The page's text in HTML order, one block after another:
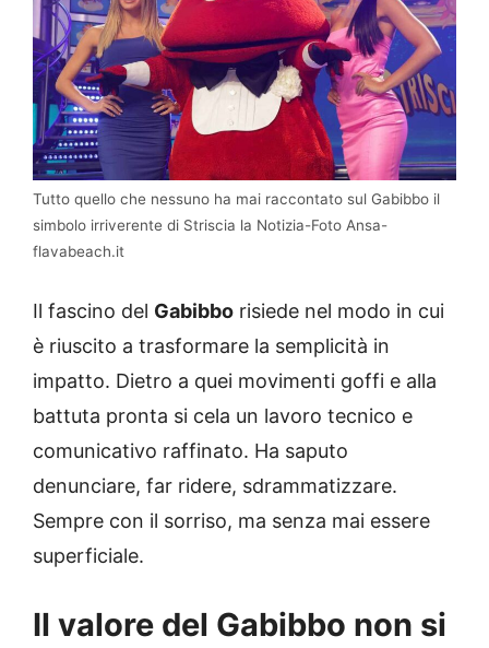
Tutto quello che nessuno ha mai raccontato sul Gabibbo il
simbolo irriverente di Striscia la Notizia-Foto Ansa-
flavabeach.it
Il fascino del Gabibbo risiede nel modo in cui
è riuscito a trasformare la semplicità in
impatto. Dietro a quei movimenti goffi e alla
battuta pronta si cela un lavoro tecnico e
comunicativo raffinato. Ha saputo
denunciare, far ridere, sdrammatizzare.
Sempre con il sorriso, ma senza mai essere
superficiale.
Il valore del Gabibbo non si